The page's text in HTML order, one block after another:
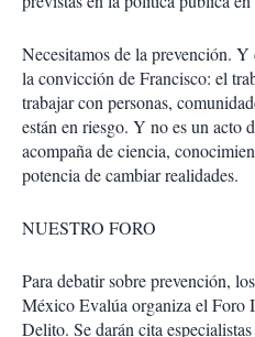
Necesitamos de la prevención.
la convicción de Francisco: el
trabajar con personas,
están en riesgo. Y no es un acto
acompaña de ciencia,
potencia de cambiar realidades.
NUESTRO FORO
Para debatir sobre prevención,
México Evalúa organiza el Foro
Delito. Se darán cita